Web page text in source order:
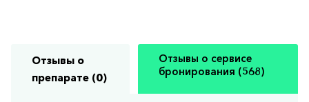
Отзывы о
препарате (0)
Отзывы о сервисе
бронирования (568)